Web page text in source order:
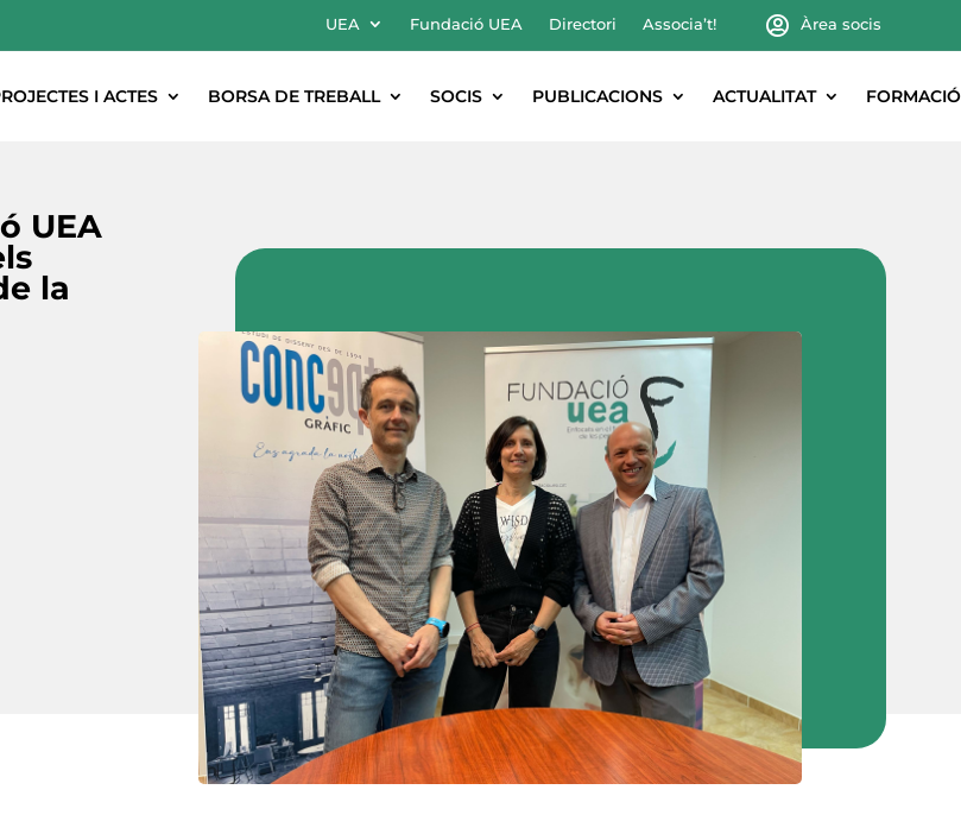
UEA Fundació UEA Directori Associa’t! Àrea socis
I ACTES BORSA DE TREBALL SOCIS PUBLICACIONS ACTUALITAT FORMACIÓ
UEA
la